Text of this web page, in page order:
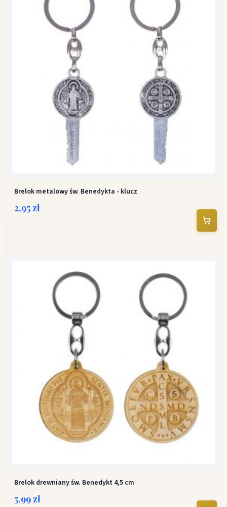
Brelok metalowy św. Benedykta - klucz
2,95 zł
Brelok drewniany św. Benedykt 4,5 cm
5,99 zł